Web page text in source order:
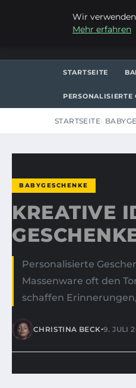
STARTSEITE
PERSONALISIERTE
STARTSEITE
BABYGESCHENKE
KREATIVE
Personalisierte
Massenware oft den
schaffen
CHRISTINA BECK•9. JULI
Wir
Mehr erfahren